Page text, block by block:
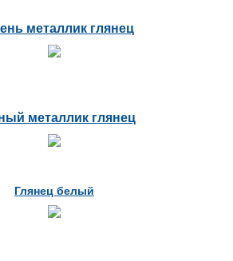
металлик глянец
металлик глянец
Глянец белый